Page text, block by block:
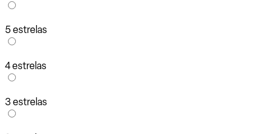
5 estrelas
4 estrelas
3 estrelas